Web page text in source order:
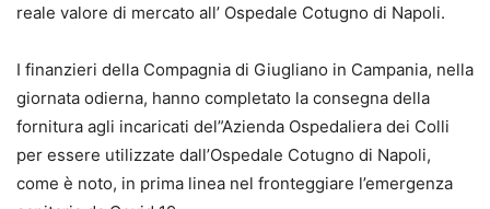
reale valore di mercato all’ Ospedale Cotugno di Napoli.
I finanzieri della Compagnia di Giugliano in Campania, nella
giornata odierna, hanno completato la consegna della
fornitura agli incaricati del”Azienda Ospedaliera dei Colli
per essere utilizzate dall’Ospedale Cotugno di Napoli,
come è noto, in prima linea nel fronteggiare l’emergenza